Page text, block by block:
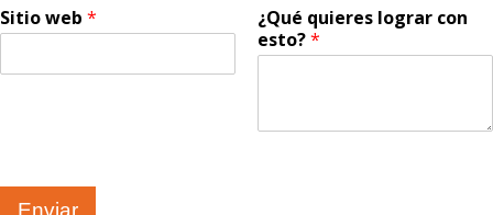
Sitio web *
¿Qué quieres lograr con
esto?*
Enviar